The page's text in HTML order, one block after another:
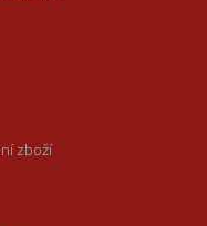
zboží